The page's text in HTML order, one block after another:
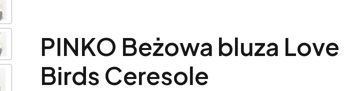
PINKO Beżowa bluza Love
Birds Ceresole